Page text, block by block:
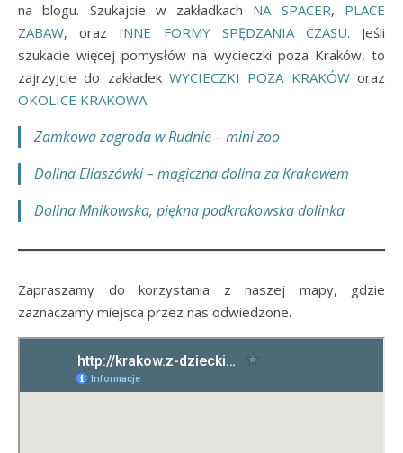
na blogu. Szukajcie w zakładkach NA SPACER, PLACE
ZABAW, oraz INNE FORMY SPĘDZANIA CZASU. Jeśli
szukacie więcej pomysłów na wycieczki poza Kraków, to
zajrzyjcie do zakładek WYCIECZKI POZA KRAKÓWoraz
OKOLICE KRAKOWA.
Zamkowa zagroda w Rudnie – mini zoo
Dolina Eliaszówki – magiczna dolina za Krakowem
Dolina Mnikowska, piękna podkrakowska dolinka
Zapraszamy do korzystania z naszej mapy, gdzie
zaznaczamy miejsca przez nas odwiedzone.